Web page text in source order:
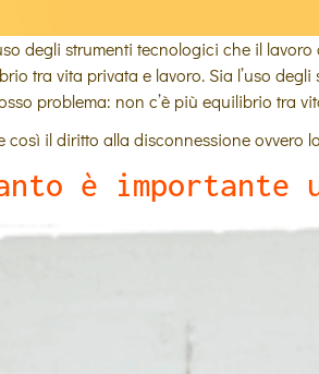
degli strumenti tecnologici che il
tra vita privata e lavoro. Sia l’uso
problema: non c’è più equilibrio tra
così il diritto alla disconnessione ovvero
è importante